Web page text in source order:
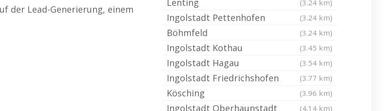
der Lead-Generierung, einem
Lenting (3.24 km)
Ingolstadt Pettenhofen (3.24 km)
Böhmfeld (3.24 km)
Ingolstadt Kothau (3.45 km)
Ingolstadt Hagau (3.54 km)
Ingolstadt Friedrichshofen (3.77 km)
Kösching (3.96 km)
Ingolstadt Oberhaunstadt (4.14 km)